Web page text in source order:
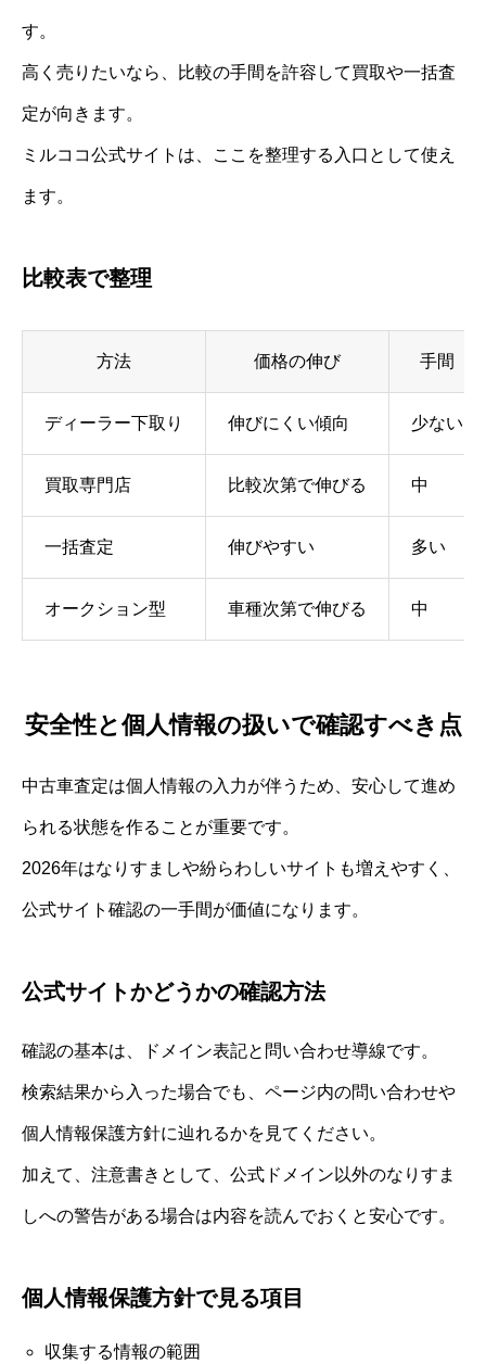
す。
高く売りたいなら、比較の手間を許容して買取や一括査
定が向きます。
ミルココ公式サイトは、ここを整理する入口として使え
ます。
比較表で整理
方法 価格の伸び 手間
ディーラー下取り 伸びにくい傾向 少ない
買取専門店 比較次第で伸びる 中
一括査定 伸びやすい 多い
オークション型 車種次第で伸びる 中
安全性と個人情報の扱いで確認すべき点
中古車査定は個人情報の入力が伴うため、安心して進め
られる状態を作ることが重要です。
2026年はなりすましや紛らわしいサイトも増えやすく、
公式サイト確認の一手間が価値になります。
公式サイトかどうかの確認方法
確認の基本は、ドメイン表記と問い合わせ導線です。
検索結果から入った場合でも、ページ内の問い合わせや
個人情報保護方針に辿れるかを見てください。
加えて、注意書きとして、公式ドメイン以外のなりすま
しへの警告がある場合は内容を読んでおくと安心です。
個人情報保護方針で見る項目
収集する情報の範囲